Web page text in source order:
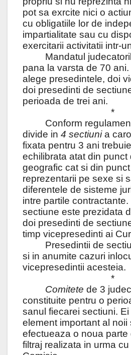
pot sa exrcite nici o
cu obligatiile lor de
impartialitate sau cu
exercitarii activitatii intr-
Mandatul
pana la varsta de 70
alege presedintele, doi
doi presedinti de
perioada de trei ani.
*
Conform
divide in 4 sectiunia
fixata pentru 3 ani
echilibrata atat din punct
geografic cat si din
reprezentarii pe sexe si
diferentele de sisteme
intre partile contractante.
sectiune este prezidata
doi presedinti de
timp vicepresedinti ai
Presedintii de
si in anumite cazuri
vicepresedintii acesteia.
*
Comitete de 3
constituite pentru o
sanul fiecarei sectiuni.
element important al noii
efectueaza o noua parte
filtraj realizata in urma